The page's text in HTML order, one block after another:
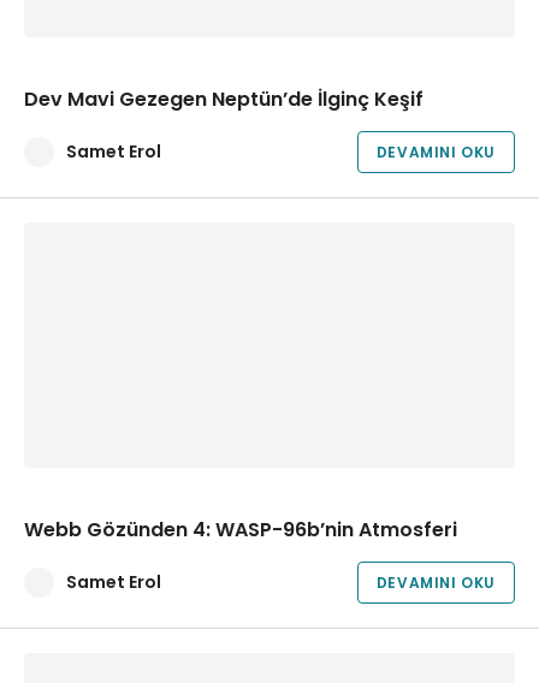
Dev Mavi Gezegen Neptün’de İlginç Keşif
Samet Erol DEVAMINI OKU
Webb Gözünden 4: WASP-96b’nin Atmosferi
Samet Erol DEVAMINI OKU